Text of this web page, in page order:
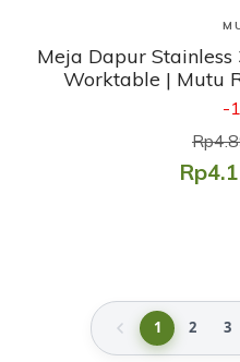
Meja Dapur
Worktable | Mutu
-
1 2 3